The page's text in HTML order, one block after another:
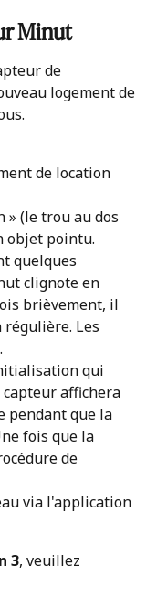
Minut
de
logement de
de location
(le trou au dos
objet pointu.
quelques
clignote en
brièvement, il
Les
qui
affichera
pendant que la
fois que la
de
via l'application
3, veuillez